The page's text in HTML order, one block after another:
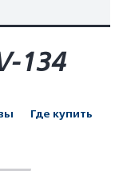
134
Где купить